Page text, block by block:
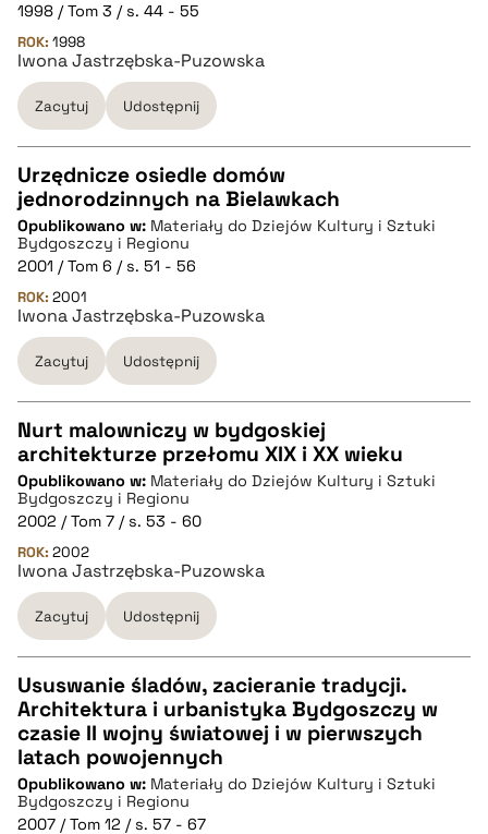
pobierz cytat
BIBTEX
pobierz cytat
1998 / Tom 3 / s. 44 - 55
ROK: 1998
Iwona Jastrzębska-Puzowska
Zacytuj Udostępnij
CZYSTY TEKST
pobierz cytat
BIBTEX
pobierz cytat
Urzędnicze osiedle domów
jednorodzinnych na Bielawkach
Opublikowano w: Materiały do Dziejów Kultury i Sztuki
Bydgoszczy i Regionu
2001 / Tom 6 / s. 51 - 56
ROK: 2001
Iwona Jastrzębska-Puzowska
Zacytuj Udostępnij
CZYSTY TEKST
pobierz cytat
BIBTEX
pobierz cytat
Nurt malowniczy w bydgoskiej
architekturze przełomu XIX i XX wieku
Opublikowano w: Materiały do Dziejów Kultury i Sztuki
Bydgoszczy i Regionu
2002 / Tom 7 / s. 53 - 60
ROK: 2002
Iwona Jastrzębska-Puzowska
Zacytuj Udostępnij
CZYSTY TEKST
pobierz cytat
Ususwanie śladów, zacieranie tradycji.
Architektura i urbanistyka Bydgoszczy w
czasie II wojny światowej i w pierwszych
latach powojennych
Opublikowano w: Materiały do Dziejów Kultury i Sztuki
Bydgoszczy i Regionu
2007 / Tom 12 / s. 57 - 67